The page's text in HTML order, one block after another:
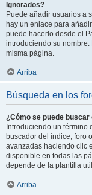
Ignorados?
Puede añadir usuarios a
hay un enlace para
puede hacerlo desde el
introduciendo su
misma página.
Arriba
Búsqueda en los
¿Cómo se puede
Introduciendo un término
buscador del índice, foro
avanzadas haciendo clic
disponible en todas las
depende de la plantilla
Arriba